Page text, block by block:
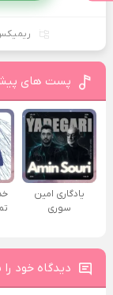
پست های
یادگاری امین
سوری
دیدگاه خود را